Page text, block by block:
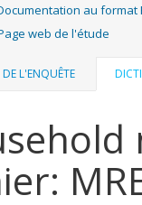
au format
web de l'étude
L'ENQUÊTE